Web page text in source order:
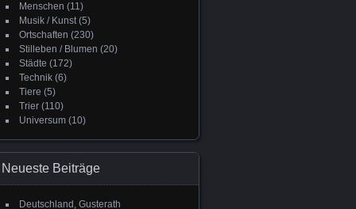
Menschen (11)
Musik / Kunst(5)
Ortschaften (230)
Stilleben / Blumen (20)
Städte (172)
Technik (6)
Tiere (5)
Trier (110)
Universum (10)
Neueste Beiträge
Deutschland, Gusterath